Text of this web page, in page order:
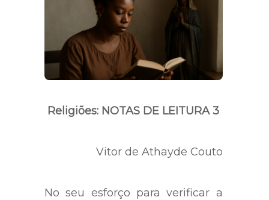
Religiões: NOTAS DE LEITURA 3
Vitor de Athayde Couto
No seu esforço para verificar a